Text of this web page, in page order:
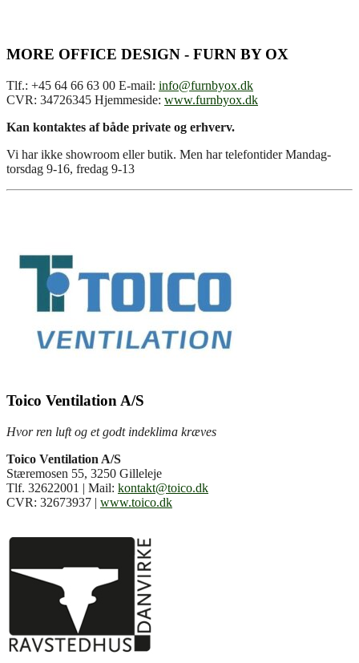
MORE OFFICE DESIGN - FURN BY OX
Tlf.: +45 64 66 63 00 E-mail: info@furnbyox.dk
CVR: 34726345 Hjemmeside: www.furnbyox.dk
Kan kontaktes af både private og erhverv.
Vi har ikke showroom eller butik. Men har telefontider Mandag-
torsdag 9-16, fredag 9-13
Toico Ventilation A/S
Hvor ren luft og et godt indeklima kræves
Toico Ventilation A/S
Stæremosen 55, 3250 Gilleleje
Tlf. 32622001 | Mail: kontakt@toico.dk
CVR: 32673937 | www.toico.dk